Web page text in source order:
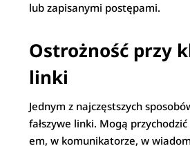
lub zapisanymi postępami.
Ostrożność przy
linki
Jednym z najczęstszych
fałszywe linki. Mogą
em, w komunikatorze, w